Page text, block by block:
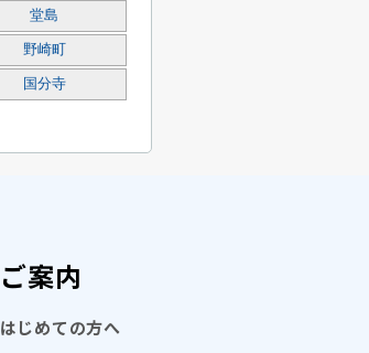
堂島
野崎町
国分寺
ご案内
はじめての方へ